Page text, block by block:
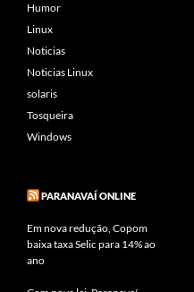
Humor
Linux
Noticias
Noticias Linux
solaris
Tosqueira
Windows
PARANAVAÍ ONLINE
Em nova redução, Copom
baixa taxa Selic para 14% ao
ano